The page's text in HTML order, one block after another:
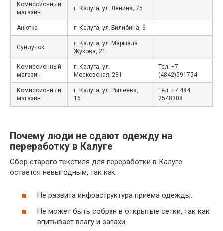
Комиссионный
магазин
г. Калуга, ул. Ленина, 75
Анютка г. Калуга, ул. Билибина, 6
Сундучок
г. Калуга, ул. Маршала
Жукова, 21
Комиссионный
магазин
г. Калуга, ул.
Московская, 231
Тел. +7
(4842)591754
Комиссионный
магазин
г. Калуга, ул. Рылеева,
16
Тел. +7 484
2548308
Почему люди не сдают одежду на
переработку в Калуге
Сбор старого текстиля для переработки в Калуге
остается невыгодным, так как:
Не развита инфраструктура приема одежды.
Не может быть собран в открытые сетки, так как
впитывает влагу и запахи.